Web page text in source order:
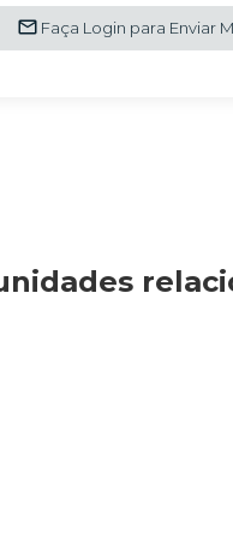
Faça Login para Enviar